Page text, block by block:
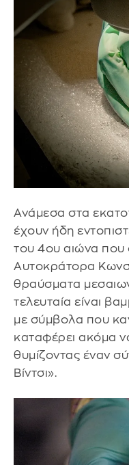
Ανάμεσα στα
έχουν ήδη
του 4ου αιώνα που
Αυτοκράτορα
θραύσματα
τελευταία είναι
με σύμβολα που
καταφέρει ακόμα
θυμίζοντας έναν
Βίντσι».